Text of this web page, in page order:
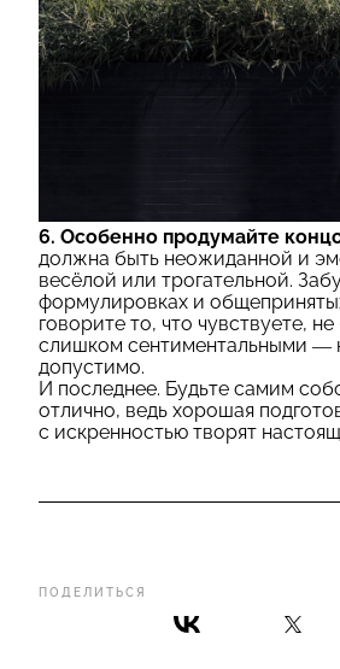
ПОДЕЛИТЬСЯ
6. Особенно продумайте
должна быть неожиданной и
весёлой или трогательной.
формулировках и
говорите то, что чувствуете,
слишком сентиментальными —
допустимо.
И последнее. Будьте самим
отлично, ведь хорошая
с искренностью творят